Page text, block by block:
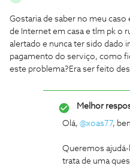
Gostaria de saber no meu
de Internet em casa e tlm pk o
alertado e nunca ter sido dado
pagamento do serviço, como
este problema?Era ser feito
Melhor
Olá, @xoas77,
Queremos
trata de uma